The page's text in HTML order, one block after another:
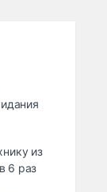
из
6 раз